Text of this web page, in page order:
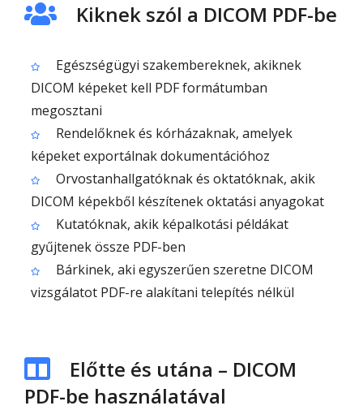
Kiknek szól a DICOM PDF-be
Egészségügyi szakembereknek, akiknek
DICOM képeket kell PDF formátumban
megosztani
Rendelőknek és kórházaknak, amelyek
képeket exportálnak dokumentációhoz
Orvostanhallgatóknak és oktatóknak, akik
DICOM képekből készítenek oktatási anyagokat
Kutatóknak, akik képalkotási példákat
gyűjtenek össze PDF-ben
Bárkinek, aki egyszerűen szeretne DICOM
vizsgálatot PDF-re alakítani telepítés nélkül
Előtte és utána – DICOM
PDF-be használatával